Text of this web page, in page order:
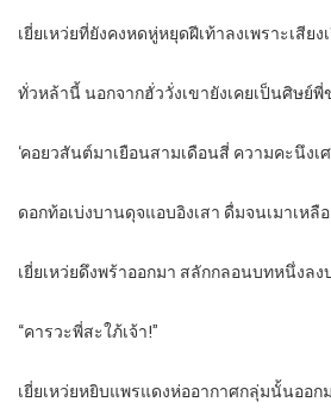
เยี่ยเหว่ยที่ยังคงหดหู่หยุดฝีเท้าลงเพราะเสีย
ทั่วหล้านี้ นอกจากฮั่ววั่งเขายังเคยเป็นศิษย์พี่
‘คอยวสันต์มาเยือนสามเดือนสี่ ความคะนึงเ
ดอกท้อเบ่งบานดุจแอบอิงเสา ดื่มจนเมาเหลือ
เยี่ยเหว่ยดึงพร้าออกมา สลักกลอนบทหนึ่งลง
“คารวะพี่สะใภ้เจ้า!”
เยี่ยเหว่ยหยิบแพรแดงห่ออากาศกลุ่มนั้นออก